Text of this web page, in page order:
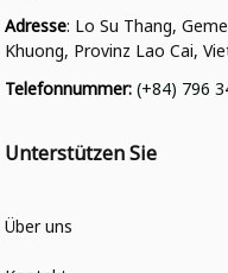
Adresse: Lo Su Thang,
Khuong, Provinz Lao Cai,
Telefonnummer: (+84) 796
Unterstützen Sie
Über uns